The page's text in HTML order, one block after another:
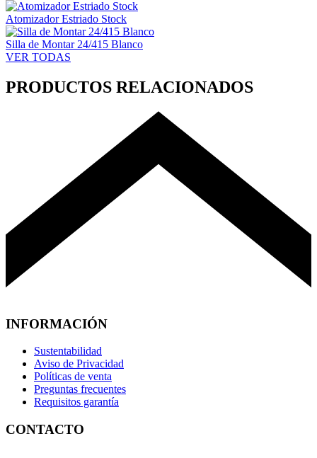
Atomizador Estriado Stock
Silla de Montar 24/415 Blanco
VER TODAS
PRODUCTOS RELACIONADOS
INFORMACIÓN
Sustentabilidad
Aviso de Privacidad
Políticas de venta
Preguntas frecuentes
Requisitos garantía
CONTACTO